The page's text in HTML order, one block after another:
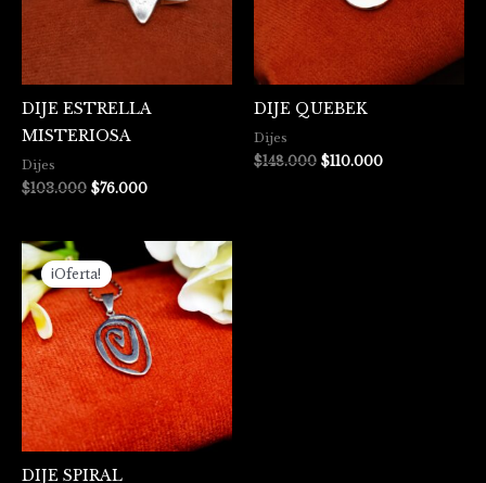
DIJE ESTRELLA
MISTERIOSA
Dijes
$103.000 $76.000
DIJE QUEBEK
Dijes
$148.000 $110.000
¡Oferta!
DIJE SPIRAL
precio
original
era:
$51.000.
El
precio
actual
es:
$41.000.